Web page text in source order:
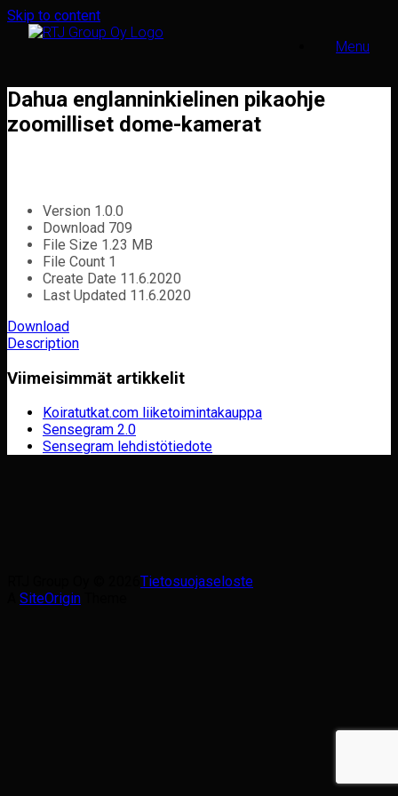
Skip to content
Menu
Dahua englanninkielinen pikaohje
zoomilliset dome-kamerat
Version 1.0.0
Download 709
File Size 1.23 MB
File Count 1
Create Date 11.6.2020
Last Updated 11.6.2020
Download
Description
Viimeisimmät artikkelit
Koiratutkat.com liiketoimintakauppa
Sensegram 2.0
Sensegram lehdistötiedote
Tietosuojaseloste
SiteOrigin